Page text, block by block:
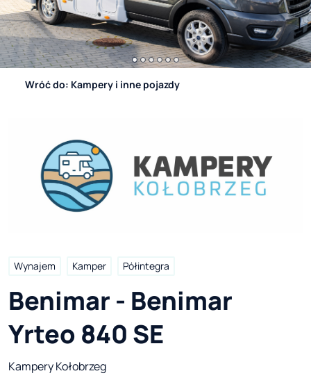
Wróć do: Kampery i inne pojazdy
Wynajem Kamper Półintegra
Benimar - Benimar
Yrteo 840 SE
Kampery Kołobrzeg